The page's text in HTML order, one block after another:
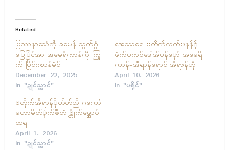
Related
ပြဿနာသေံကဵု ခမေန် သွက်ဂွံ
ပြေပြံၚ်အာ အမေရိကာန်ကဵု ကြု
က် ပြိုၚ်ဂစာန်မံၚ်
December 22, 2025
In "ဍုၚ်သ္အာၚ်"
အေဿရေ ဗတိုက်လက်ဗနန်ဂှ်
ဖံက်ပကဝ်ဒေါအ်ပန်ပှော် အမေရိ
ကာန်-အဳရာန်ရောၚ် အဳရာန်ဟီု
April 10, 2026
In "ပရိုၚ်"
ဗတိုက်အဳရာန်ပိုတ်တ်ညိ ဂကောံ
မဟာမိတ်ပ္ၚံက်ၜဳတံ ဗ္တိုက်ဖ္အောဝ်
ထရ
April 1, 2026
In "ဍုၚ်သ္အာၚ်"